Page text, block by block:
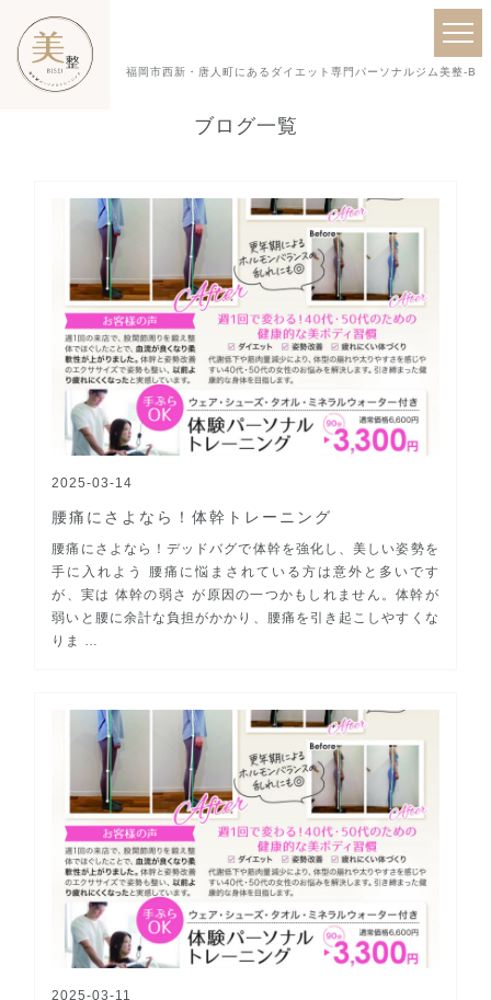
福岡市西新・唐人町にあるダイエット専門パーソナルジム美整-
ブログ一覧
2025-03-14
腰痛にさよなら！体幹トレーニング
腰痛にさよなら！デッドバグで体幹を強化し、美しい姿勢を
手に入れよう 腰痛に悩まされている方は意外と多いです
が、実は 体幹の弱さ が原因の一つかもしれません。体幹が
弱いと腰に余計な負担がかかり、腰痛を引き起こしやすくな
りま …
2025-03-11